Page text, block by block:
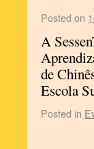
Posted on
A
de
Escola
Posted in